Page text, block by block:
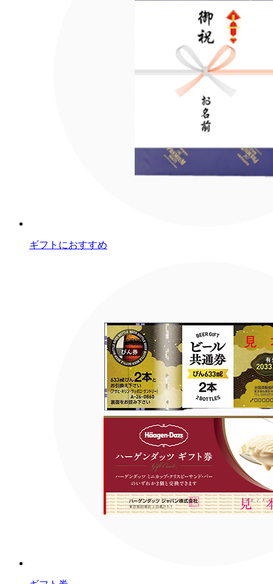
ギフトにおすすめ